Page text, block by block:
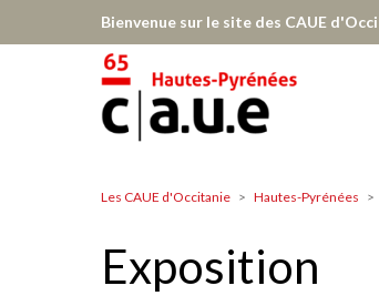
Bienvenue sur le site des CAUE
Hautes-
Les CAUE d'Occitanie Hautes-Pyrénées
Exposition